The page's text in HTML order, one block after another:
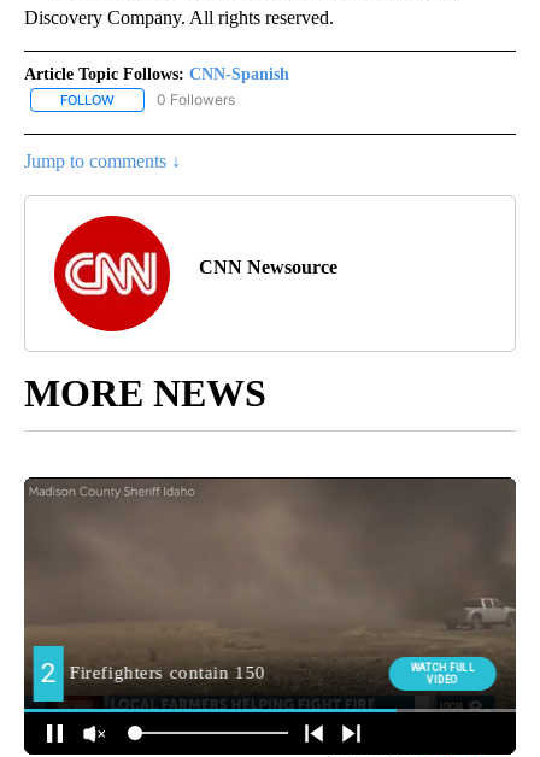
Discovery Company. All rights reserved.
Article Topic Follows: CNN-Spanish
FOLLOW FOLLOW "CNN-SPANISH" TO RECEIVE NOTIFICATIONS ABOUT
0 Followers
Jump to comments ↓
CNN Newsource
MORE NEWS